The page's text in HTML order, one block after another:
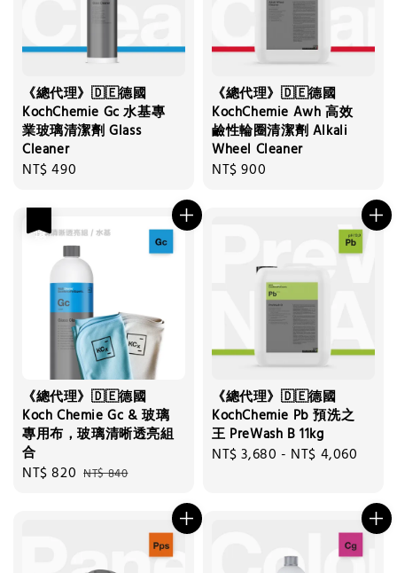
《總代理》🇩🇪德國
KochChemie Gc 水基專
業玻璃清潔劑 Glass
Cleaner
Regular
NT$ 490
《總代理》🇩🇪德國
KochChemie Awh 高效
鹼性輪圈清潔劑 Alkali
Wheel Cleaner
Regular
NT$ 900
《總代理》🇩🇪德國
Koch Chemie Gc & 玻璃
專用布，玻璃清晰透亮組
合
Sale
NT$ 820 Regular
NT$ 840
《總代理》🇩🇪德國
KochChemie Pb 預洗之
王 PreWash B 11kg
Regular
NT$ 3,680 - NT$ 4,060